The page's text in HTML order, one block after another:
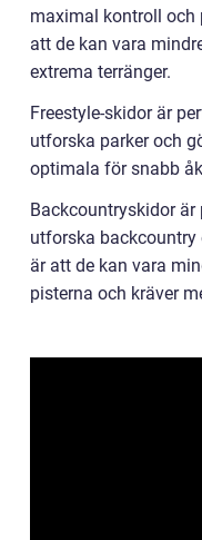
maximal kontroll och
att de kan vara
extrema terränger.
Freestyle-skidor är
utforska parker och
optimala för snabb
Backcountryskidor
utforska
är att de kan vara
pisterna och kräver